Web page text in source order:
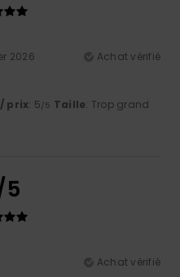
2026
Achat vérifié
prix: 5/5 Taille: Trop grand
Achat vérifié